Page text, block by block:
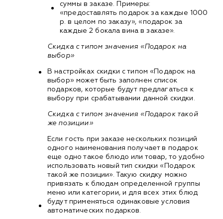
суммы в заказе. Примеры:
«предоставлять подарок за каждые 1000
р. в целом по заказу», «подарок за
каждые 2 бокала вина в заказе».
Скидка с типом значения «Подарок на
выбор»
В настройках скидки с типом «Подарок на
выбор» может быть заполнен список
подарков, которые будут предлагаться к
выбору при срабатывании данной скидки.
Скидка с типом значения «Подарок такой
же позиции»
Если гость при заказе нескольких позиций
одного наименования получает в подарок
еще одно такое блюдо или товар, то удобно
использовать новый тип скидки «Подарок
такой же позиции». Такую скидку можно
привязать к блюдам определенной группы
меню или категории, и для всех этих блюд
будут применяться одинаковые условия
автоматических подарков.